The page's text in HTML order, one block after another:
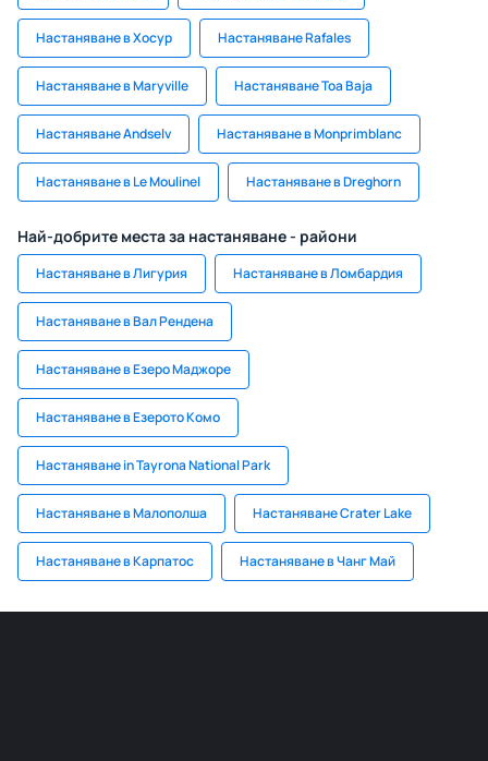
Настаняване в Хосур Настаняване Rafales
Настаняване в Maryville Настаняване Toa Baja
Настаняване Andselv Настаняване в Monprimblanc
Настаняване в Le Moulinel Настаняване в Dreghorn
Най-добрите места за настаняване - райони
Настаняване в Лигурия Настаняване в Ломбардия
Настаняване в Вал Рендена
Настаняване в Езеро Маджоре
Настаняване в Езерото Комо
Настаняване in Tayrona National Park
Настаняване в Малополша Настаняване Crater Lake
Настаняване в Карпатос Настаняване в Чанг Май